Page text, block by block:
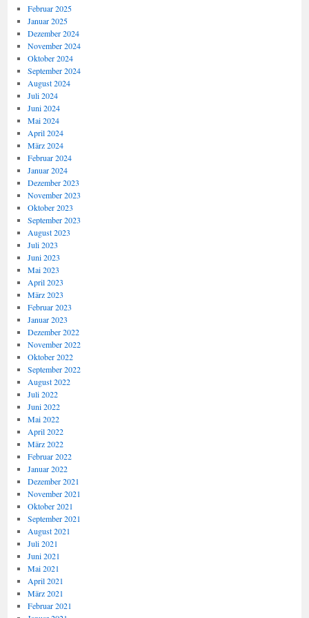
Februar 2025
Januar 2025
Dezember 2024
November 2024
Oktober 2024
September 2024
August 2024
Juli 2024
Juni 2024
Mai 2024
April 2024
März 2024
Februar 2024
Januar 2024
Dezember 2023
November 2023
Oktober 2023
September 2023
August 2023
Juli 2023
Juni 2023
Mai 2023
April 2023
März 2023
Februar 2023
Januar 2023
Dezember 2022
November 2022
Oktober 2022
September 2022
August 2022
Juli 2022
Juni 2022
Mai 2022
April 2022
März 2022
Februar 2022
Januar 2022
Dezember 2021
November 2021
Oktober 2021
September 2021
August 2021
Juli 2021
Juni 2021
Mai 2021
April 2021
März 2021
Februar 2021